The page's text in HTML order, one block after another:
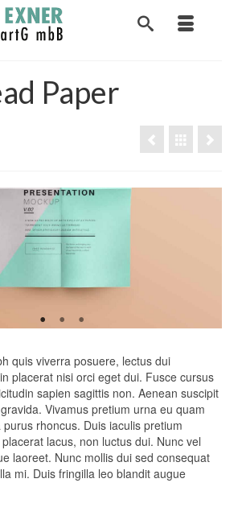
Paper
quis viverra posuere, lectus dui
placerat nisi orci eget dui. Fusce cursus
sapien sagittis non. Aenean suscipit
Vivamus pretium urna eu quam
rhoncus. Duis iaculis pretium
lacus, non luctus dui. Nunc vel
laoreet. Nunc mollis dui sed consequat
mi. Duis fringilla leo blandit augue